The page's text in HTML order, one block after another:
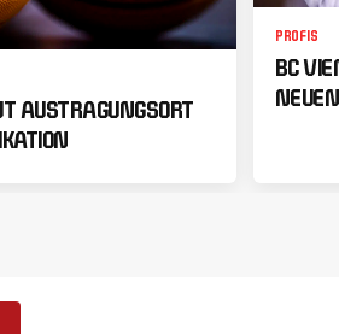
AUSTRAGUNGSORT
PROFIS
BC